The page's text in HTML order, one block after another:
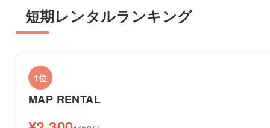
短期レンタルランキング
1位
MAP RENTAL